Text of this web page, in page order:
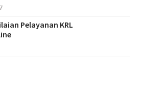
Pelayanan KRL